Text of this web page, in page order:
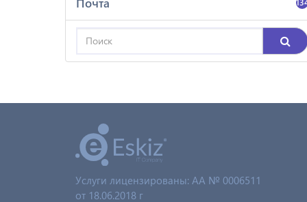
Услуги лицензированы: AA № 0006511
от 18.06.2018 г